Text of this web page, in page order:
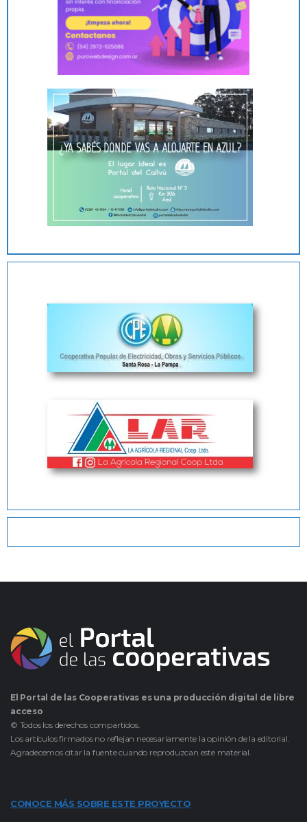
El Portal de las Cooperativas es una producción digital de libre
acceso
© Todos los derechos compartidos.
Los artículos firmados no reflejan necesariamente la opinión de la editorial.
Agradecemos citar la fuente cuando reproduzcan este material.
CONOCE MÁS SOBRE ESTE PROYECTO